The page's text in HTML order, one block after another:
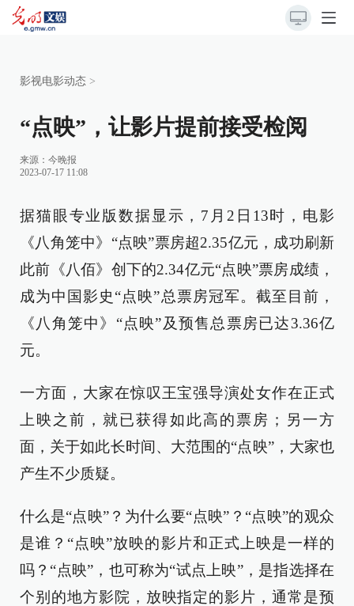
影视电影动态 >
“点映”，让影片提前接受检阅
来源： 今晚报
2023-07-17 11:08
据猫眼专业版数据显示，7月2日13时，电影
《八角笼中》“点映”票房超2.35亿元，成功刷新
此前《八佰》创下的2.34亿元“点映”票房成绩，
成为中国影史“点映”总票房冠军。截至目前，
《八角笼中》“点映”及预售总票房已达3.36亿
元。
一方面，大家在惊叹王宝强导演处女作在正式
上映之前，就已获得如此高的票房；另一方
面，关于如此长时间、大范围的“点映”，大家也
产生不少质疑。
什么是“点映”？为什么要“点映”？“点映”的观众
是谁？“点映”放映的影片和正式上映是一样的
吗？“点映”，也可称为“试点上映”，是指选择在
个别的地方影院，放映指定的影片，通常是预